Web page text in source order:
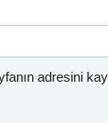
adresini